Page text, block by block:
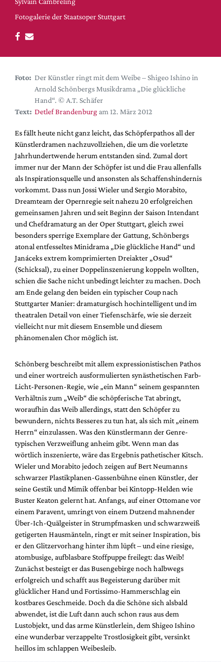
DdB-map
Kalender
Premierensuche
Festival-Planer
Hefte
Alle Hefte
Leseproben
Service
Shop / Abo
Newsletter
Redaktion
Autor:innen
Partner
Mediadaten
Suche
Fotogalerie der Staatsoper Stuttgart
Foto: Der Künstler ringt mit dem Weibe – Shigeo Ishino in
Arnold Schönbergs Musikdrama „Die glückliche
Hand“. © A.T. Schäfer
Text: Detlef Brandenburg am 12. März 2012
Es fällt heute nicht ganz leicht, das Schöpferpathos all der
Künstlerdramen nachzuvollziehen, die um die vorletzte
Jahrhundertwende herum entstanden sind. Zumal dort
immer nur der Mann der Schöpfer ist und die Frau allenfalls
als Inspirationsquelle und ansonsten als Schaffenshindernis
vorkommt. Dass nun Jossi Wieler und Sergio Morabito,
Dreamteam der Opernregie seit nahezu 20 erfolgreichen
gemeinsamen Jahren und seit Beginn der Saison Intendant
und Chefdramaturg an der Oper Stuttgart, gleich zwei
besonders sperrige Exemplare der Gattung, Schönbergs
atonal entfesseltes Minidrama „Die glückliche Hand“ und
Janáceks extrem komprimierten Dreiakter „Osud“
(Schicksal), zu einer Doppelinszenierung koppeln wollten,
schien die Sache nicht unbedingt leichter zu machen. Doch
am Ende gelang den beiden ein typischer Coup nach
Stuttgarter Manier: dramaturgisch hochintelligent und im
theatralen Detail von einer Tiefenschärfe, wie sie derzeit
vielleicht nur mit diesem Ensemble und diesem
phänomenalen Chor möglich ist.
Schönberg beschreibt mit allem expressionistischen Pathos
und einer wortreich ausformulierten synästhetischen Farb-
Licht-Personen-Regie, wie „ein Mann“ seinem gespannten
Verhältnis zum „Weib“ die schöpferische Tat abringt,
woraufhin das Weib allerdings, statt den Schöpfer zu
bewundern, nichts Besseres zu tun hat, als sich mit „einem
Herrn“ einzulassen. Was den Künstlermann der Genre-
typischen Verzweiflung anheim gibt. Wenn man das
wörtlich inszenierte, wäre das Ergebnis pathetischer Kitsch.
Wieler und Morabito jedoch zeigen auf Bert Neumanns
schwarzer Plastikplanen-Gassenbühne einen Künstler, der
seine Gestik und Mimik offenbar bei Kintopp-Helden wie
Buster Keaton gelernt hat. Anfangs, auf einer Ottomane vor
einem Paravent, umringt von einem Dutzend mahnender
Über-Ich-Quälgeister in Strumpfmasken und schwarzweiß
getigerten Hausmänteln, ringt er mit seiner Inspiration, bis
er den Glitzervorhang hinter ihm lüpft – und eine riesige,
atombusige, aufblasbare Stoffpuppe freilegt: das Weib!
Zunächst besteigt er das Busengebirge noch halbwegs
erfolgreich und schafft aus Begeisterung darüber mit
glücklicher Hand und Fortissimo-Hammerschlag ein
kostbares Geschmeide. Doch da die Schöne sich alsbald
abwendet, ist die Luft dann auch schon raus aus dem
Lustobjekt, und das arme Künstlerlein, dem Shigeo Ishino
eine wunderbar verzappelte Trostlosigkeit gibt, versinkt
heillos im schlappen Weibesleib.